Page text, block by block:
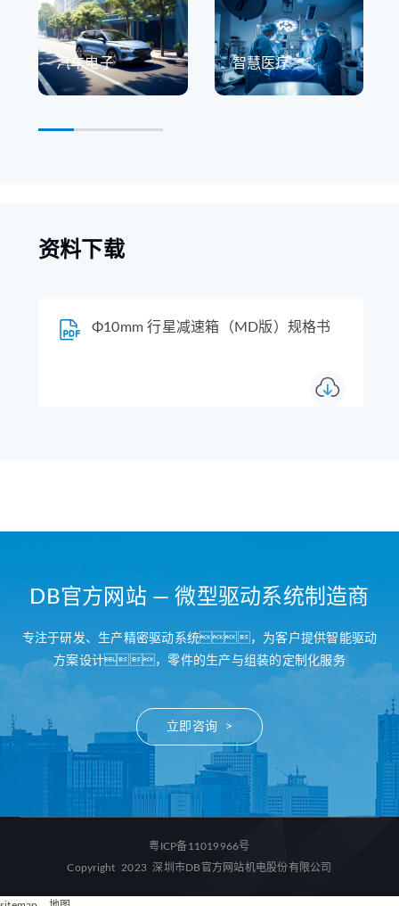
汽车电子 智慧医疗
资料下载
Φ10mm 行星减速箱（MD版）规格书
DB官方网站 — 微型驱动系统制造商
专注于研发、生产精密驱动系统，为客户提供智能驱动
方案设计，零件的生产与组装的定制化服务
立即咨询 >
粤ICP备11019966号
Copyright 2023 深圳市DB官方网站机电股份有限公司